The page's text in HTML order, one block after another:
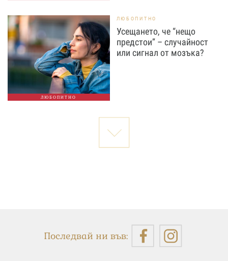
ЛЮБОПИТНО
ЛЮБОПИТНО
Усещането, че “нещо
предстои” – случайност
или сигнал от мозъка?
Последвай ни във: